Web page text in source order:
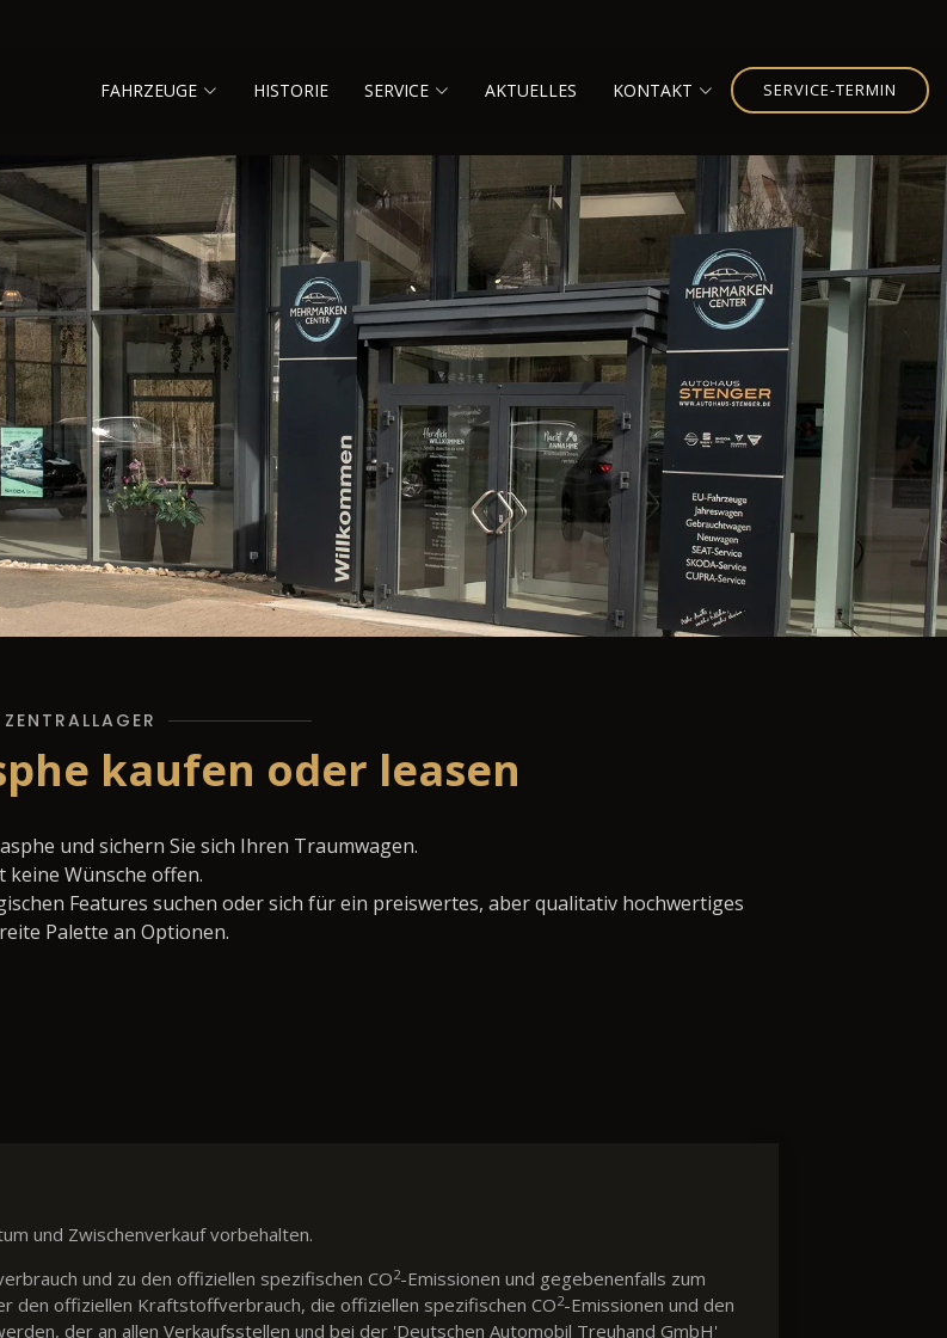
FAHRZEUGE HISTORIE SERVICE AKTUELLES KONTAKT SERVICE-TERMIN
kaufen oder leasen
und sichern Sie sich Ihren Traumwagen.
Wünsche offen.
Features suchen oder sich für ein preiswertes, aber qualitativ hochwertiges
Palette an Optionen.
und Zwischenverkauf vorbehalten.
und zu den offiziellen spezifischen CO2-Emissionen und gegebenenfalls zum
den offiziellen Kraftstoffverbrauch, die offiziellen spezifischen CO2-Emissionen und den
der an allen Verkaufsstellen und bei der 'Deutschen Automobil Treuhand GmbH'